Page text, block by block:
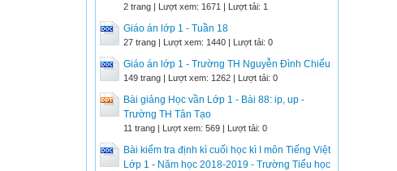
2 trang | Lượt xem: 1671 | Lượt tải: 1
Giáo án lớp 1 - Tuần 18
27 trang | Lượt xem: 1440 | Lượt tải: 0
Giáo án lớp 1 - Trường TH Nguyễn Đình Chiểu
149 trang | Lượt xem: 1262 | Lượt tải: 0
Bài giảng Học vần Lớp 1 - Bài 88: ip, up -
Trường TH Tân Tạo
11 trang | Lượt xem: 569 | Lượt tải: 0
Bài kiểm tra định kì cuối học kì I môn Tiếng Việt
Lớp 1 - Năm học 2018-2019 - Trường Tiểu học